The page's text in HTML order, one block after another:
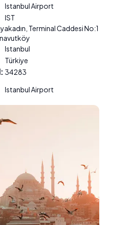
Istanbul Airport
IST
Terminal Caddesi No:1
Istanbul
Türkiye
: 34283
Istanbul Airport